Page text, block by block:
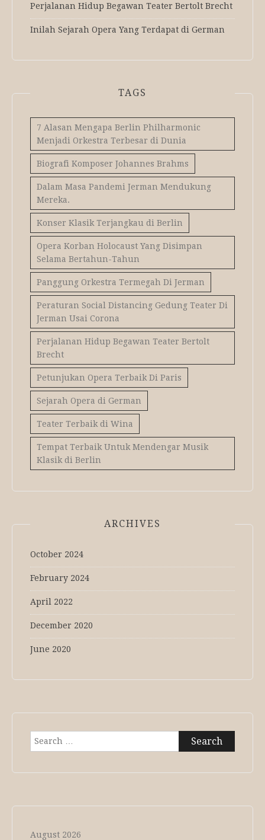
Perjalanan Hidup Begawan Teater Bertolt Brecht
Inilah Sejarah Opera Yang Terdapat di German
TAGS
7 Alasan Mengapa Berlin Philharmonic
Menjadi Orkestra Terbesar di Dunia
Biografi Komposer Johannes Brahms
Dalam Masa Pandemi Jerman Mendukung
Mereka.
Konser Klasik Terjangkau di Berlin
Opera Korban Holocaust Yang Disimpan
Selama Bertahun-Tahun
Panggung Orkestra Termegah Di Jerman
Peraturan Social Distancing Gedung Teater Di
Jerman Usai Corona
Perjalanan Hidup Begawan Teater Bertolt
Brecht
Petunjukan Opera Terbaik Di Paris
Sejarah Opera di German
Teater Terbaik di Wina
Tempat Terbaik Untuk Mendengar Musik
Klasik di Berlin
ARCHIVES
October 2024
February 2024
April 2022
December 2020
June 2020
Search
August 2026